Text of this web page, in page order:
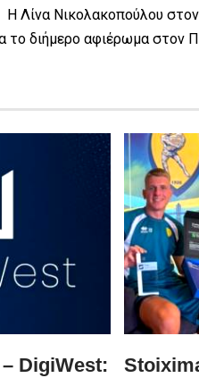
Η Λίνα Νικολακοπούλου
το διήμερο αφιέρωμα στον
DigiWest: